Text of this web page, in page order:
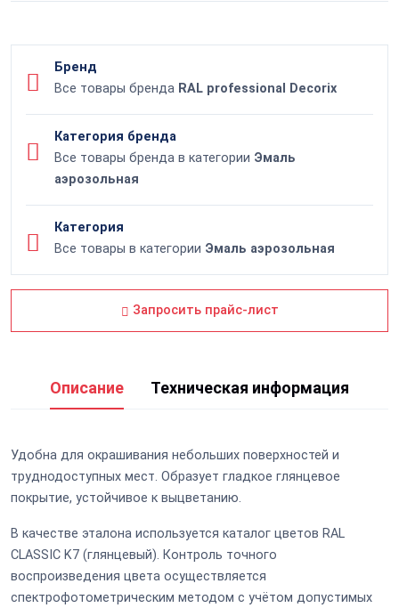
Бренд
Все товары бренда RAL professional Decorix
Категория бренда
Все товары бренда в категории Эмаль
аэрозольная
Категория
Все товары в категории Эмаль аэрозольная
Запросить прайс-лист
Описание Техническая информация
Удобна для окрашивания небольших поверхностей и
труднодоступных мест. Образует гладкое глянцевое
покрытие, устойчивое к выцветанию.
В качестве эталона используется каталог цветов RAL
CLASSIC K7 (глянцевый). Контроль точного
воспроизведения цвета осуществляется
спектрофотометрическим методом с учётом допустимых